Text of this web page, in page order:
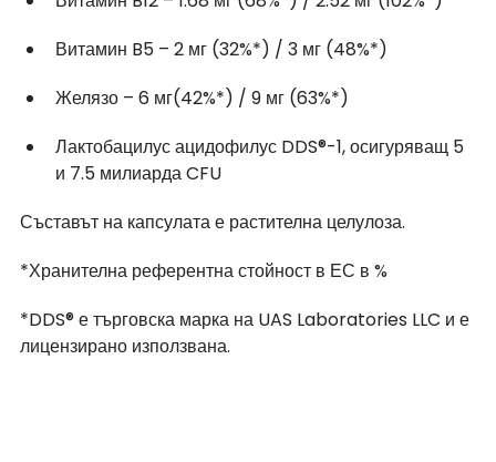
Витамин B5 – 2 мг (32%*) / 3 мг (48%*)
Желязо – 6 мг(42%*) / 9 мг (63%*)
Лактобацилус ацидофилус DDS®-1, осигуряващ 5
и 7.5 милиарда CFU
Съставът на капсулата е растителна целулоза.
*Хранителна референтна стойност в ЕС в %
*DDS® е търговска марка на UAS Laboratories LLC и е
лицензирано използвана.